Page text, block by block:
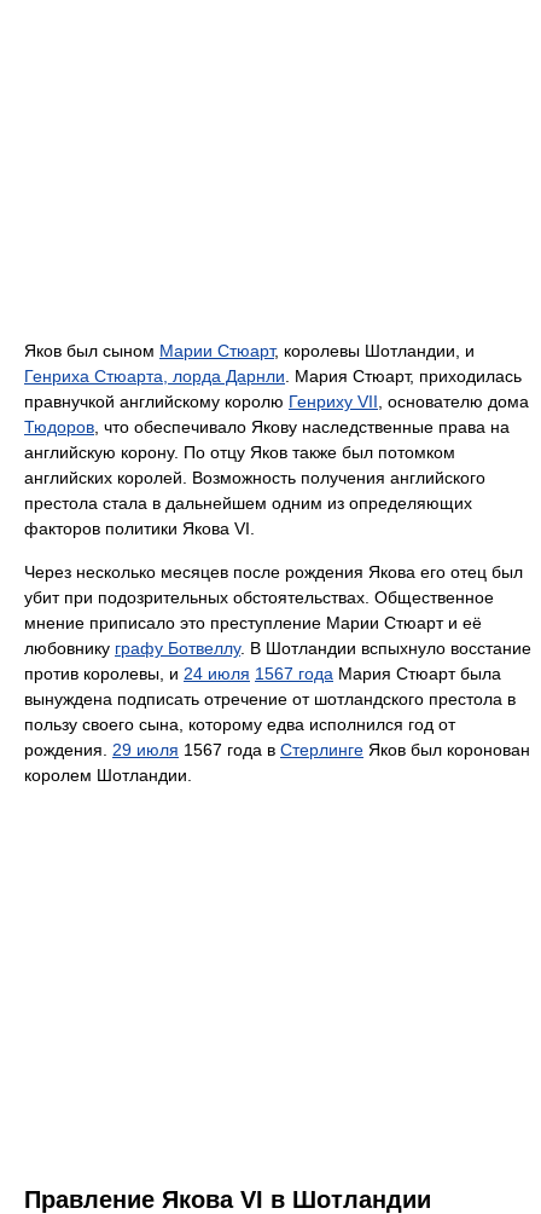
Яков был сыном Марии Стюарт, королевы Шотландии, и
Генриха Стюарта, лорда Дарнли . Мария Стюарт, приходилась
правнучкой английскому королю Генриху VII , основателю дома
Тюдоров , что обеспечивало Якову наследственные права на
английскую корону. По отцу Яков также был потомком
английских королей. Возможность получения английского
престола стала в дальнейшем одним из определяющих
факторов политики Якова VI.
Через несколько месяцев после рождения Якова его отец был
убит при подозрительных обстоятельствах. Общественное
мнение приписало это преступление Марии Стюарт и её
любовнику графу Ботвеллу. В Шотландии вспыхнуло восстание
против королевы, и 24 июля 1567 года Мария Стюарт была
вынуждена подписать отречение от шотландского престола в
пользу своего сына, которому едва исполнился год от
рождения. 29 июля 1567 года в Стерлинге Яков был коронован
королем Шотландии.
Правление Якова VI в Шотландии